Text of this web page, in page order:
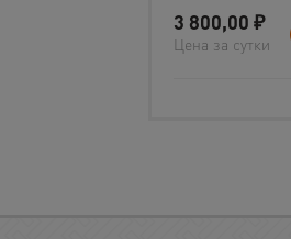
3 800,00 ₽
Цена за сутки